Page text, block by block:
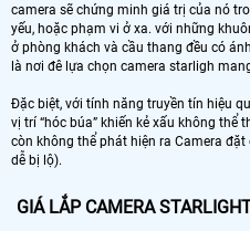
camera sẽ chứng minh giá trị của nó
yếu, hoặc phạm vi ở xa. với những
ở phòng khách và cầu thang đều có
là nơi đê lựa chọn camera starligh
Đặc biệt, với tính năng truyền tín hiệu
vị trí “hóc búa” khiến kẻ xấu không
còn không thể phát hiện ra Camera
dễ bị lộ).
GIÁ LẮP CAMERA